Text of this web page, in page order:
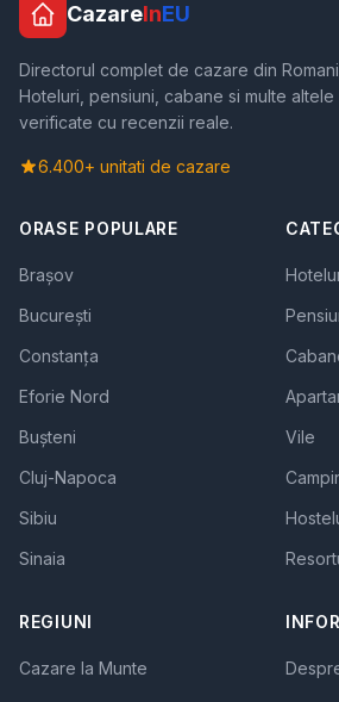
CazareInEU
Directorul complet de cazare din
Hoteluri, pensiuni, cabane si multe altele
verificate cu recenzii reale.
6.400+ unitati de cazare
ORASE POPULARE
Brașov
București
Constanța
Eforie Nord
Bușteni
Cluj-Napoca
Sibiu
Sinaia
Vile
REGIUNI
Cazare la Munte